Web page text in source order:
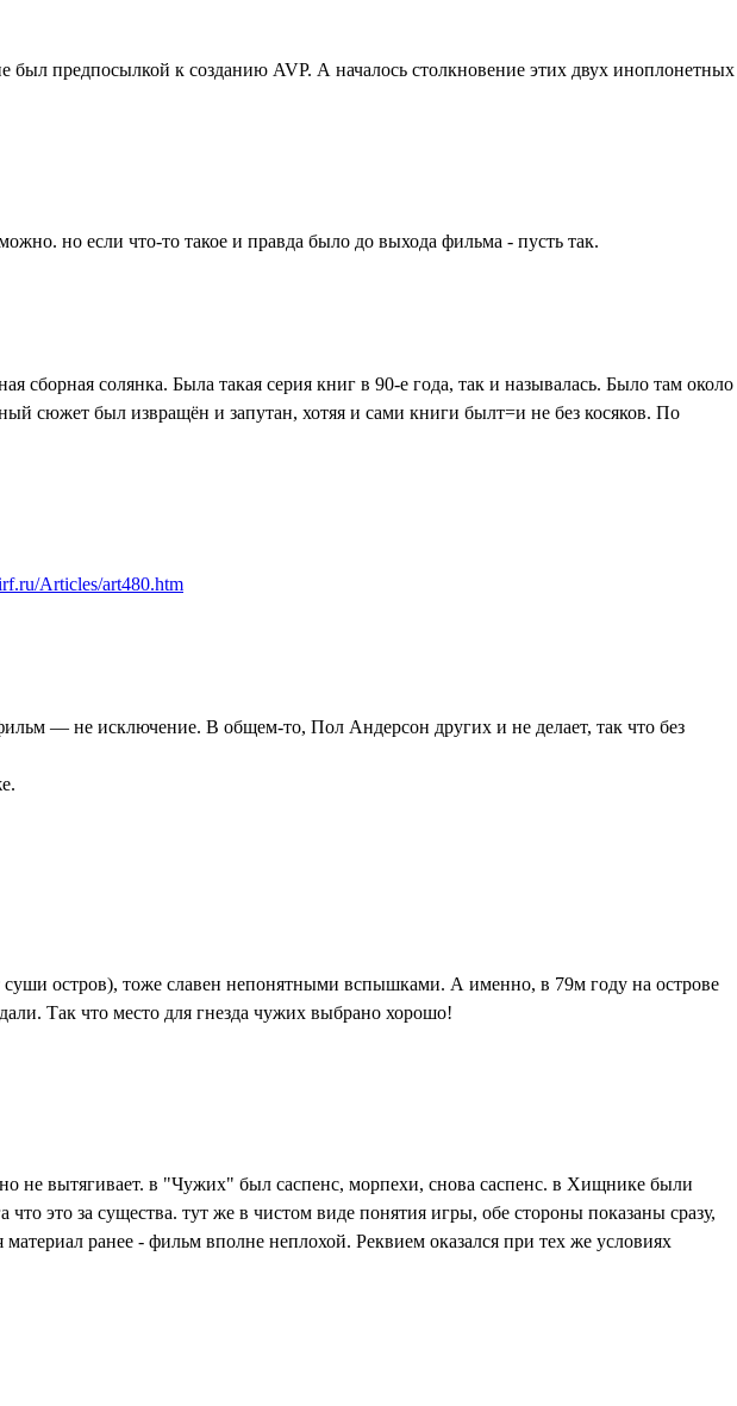
предпосылкой к созданию AVP. А началось столкновение этих двух иноплонетных
но если что-то такое и правда было до выхода фильма - пусть так.
сборная солянка. Была такая серия книг в 90-е года, так и называлась. Было там около
сюжет был извращён и запутан, хотяя и сами книги былт=и не без косяков. По
Articles/art480.htm
— не исключение. В общем-то, Пол Андерсон других и не делает, так что без
остров), тоже славен непонятными вспышками. А именно, в 79м году на острове
Так что место для гнезда чужих выбрано хорошо!
не вытягивает. в "Чужих" был саспенс, морпехи, снова саспенс. в Хищнике были
это за существа. тут же в чистом виде понятия игры, обе стороны показаны сразу,
материал ранее - фильм вполне неплохой. Реквием оказался при тех же условиях